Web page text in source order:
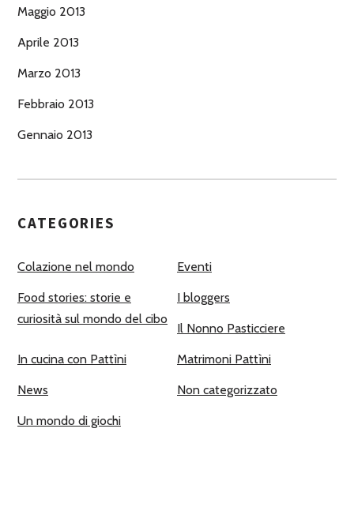
Maggio 2013
Aprile 2013
Marzo 2013
Febbraio 2013
Gennaio 2013
CATEGORIES
Colazione nel mondo Eventi
Food stories: storie e
curiosità sul mondo del cibo
I bloggers
Il Nonno Pasticciere
In cucina con Pattìni Matrimoni Pattìni
News Non categorizzato
Un mondo di giochi